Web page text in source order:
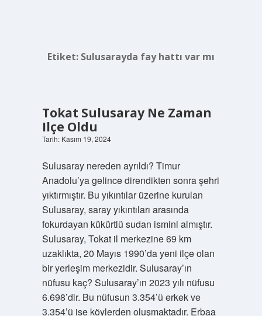
Etiket: Sulusarayda fay hattı var mı
Tokat Sulusaray Ne Zaman
Ilçe Oldu
Tarih: Kasım 19, 2024
Sulusaray nereden ayrıldı? Timur
Anadolu’ya gelince direndikten sonra şehri
yıktırmıştır. Bu yıkıntılar üzerine kurulan
Sulusaray, saray yıkıntıları arasında
fokurdayan kükürtlü sudan ismini almıştır.
Sulusaray, Tokat il merkezine 69 km
uzaklıkta, 20 Mayıs 1990’da yeni ilçe olan
bir yerleşim merkezidir. Sulusaray’ın
nüfusu kaç? Sulusaray’ın 2023 yılı nüfusu
6.698’dir. Bu nüfusun 3.354’ü erkek ve
3.354’ü ise köylerden oluşmaktadır. Erbaa